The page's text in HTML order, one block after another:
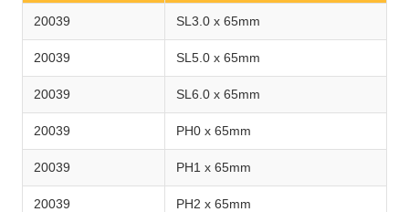
20039 SL3.0 x 65mm
20039 SL5.0 x 65mm
20039 SL6.0 x 65mm
20039 PH0 x 65mm
20039 PH1 x 65mm
20039 PH2 x 65mm